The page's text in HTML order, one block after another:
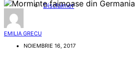
Disclaimer
EMILIA GRECU
NOIEMBRIE 16, 2017